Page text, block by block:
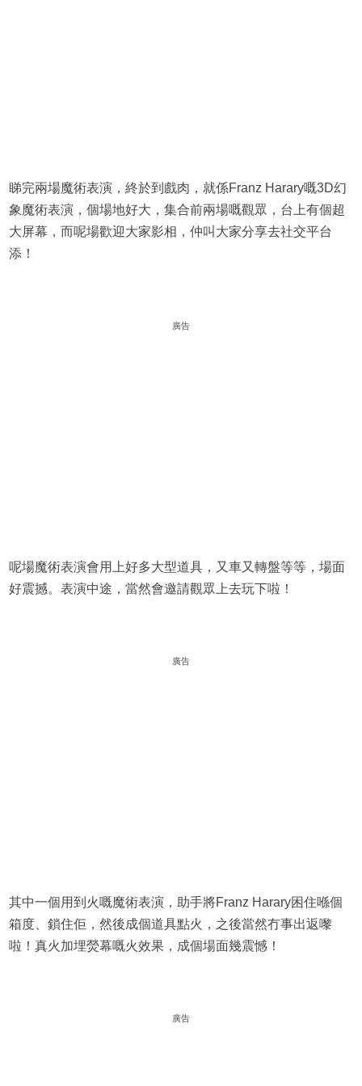
睇完兩場魔術表演，終於到戲肉，就係Franz Harary嘅3D幻
象魔術表演，個場地好大，集合前兩場嘅觀眾，台上有個超
大屏幕，而呢場歡迎大家影相，仲叫大家分享去社交平台
添！
廣告
呢場魔術表演會用上好多大型道具，又車又轉盤等等，場面
好震撼。表演中途，當然會邀請觀眾上去玩下啦！
廣告
其中一個用到火嘅魔術表演，助手將Franz Harary困住喺個
箱度、鎖住佢，然後成個道具點火，之後當然冇事出返嚟
啦！真火加埋熒幕嘅火效果，成個場面幾震憾！
廣告